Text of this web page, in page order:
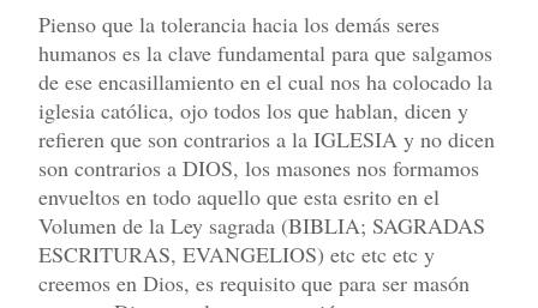
Pienso que la tolerancia hacia los demás seres
humanos es la clave fundamental para que salgamos
de ese encasillamiento en el cual nos ha colocado la
iglesia católica, ojo todos los que hablan, dicen y
refieren que son contrarios a la IGLESIA y no dicen
son contrarios a DIOS, los masones nos formamos
envueltos en todo aquello que esta esrito en el
Volumen de la Ley sagrada (BIBLIA; SAGRADAS
ESCRITURAS, EVANGELIOS) etc etc etc y
creemos en Dios, es requisito que para ser masón